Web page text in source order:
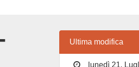
Ultima modifica
lunedì 21,